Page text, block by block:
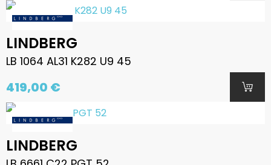
LINDBERG
LB 1064 AL31 K282 U9 45
419,00 €
LINDBERG